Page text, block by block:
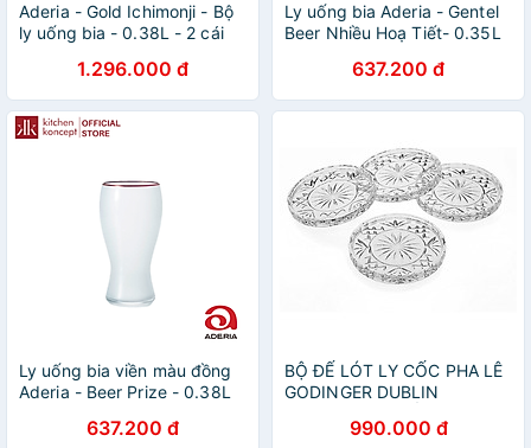
Aderia - Gold Ichimonji - Bộ
ly uống bia - 0.38L - 2 cái
1.296.000 đ
Ly uống bia Aderia - Gentel
Beer Nhiều Hoạ Tiết- 0.35L
637.200 đ
Ly uống bia viền màu đồng
Aderia - Beer Prize - 0.38L
637.200 đ
BỘ ĐẾ LÓT LY CỐC PHA LÊ
GODINGER DUBLIN
990.000 đ